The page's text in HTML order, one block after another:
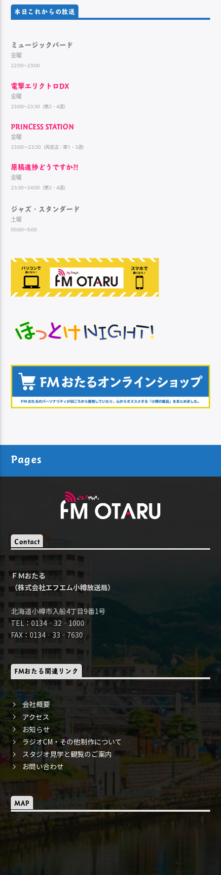
本日これからの放送
ミュージックバード
金曜
22:00~23:00
電撃エリクトロDX
金曜
23:00~23:30（第2・4週）
PRINCESS STATION
金曜
23:00～23:30（再放送：第1・3週）
原稿進捗どうですか?!
金曜
23:30~24:00（第2・4週）
ジャズ・スタンダード
土曜
00:00~5:00
Pages
Contact
ＦＭおたる
（株式会社エフエム小樽放送局）
北海道小樽市入船4丁目9番1号
TEL：0134‐32‐1000
FAX：0134‐33‐7630
FMおたる関連リンク
会社概要
アクセス
お知らせ
ラジオCM・その他制作について
スタジオ見学と観覧のご案内
お問い合わせ
MAP